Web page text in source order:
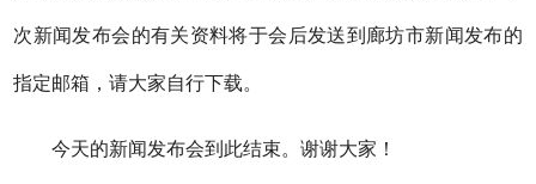
次新闻发布会的有关资料将于会后发送到廊坊市新闻发布的
指定邮箱，请大家自行下载。
今天的新闻发布会到此结束。谢谢大家！